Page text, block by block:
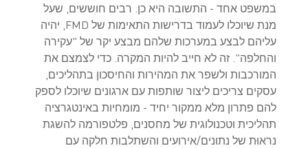
במשפט אחד - התשובה היא כן. רבים חוששים, שעל
מנת שיוכלו לעמוד בדרישות התאימות של FMD, יהיה
עליהם לבצע במערכות שלהם מבצע יקר של "עקירה
והחלפה". זה לא חייב להיות המקרה. כדי לצמצם את
המורכבות ולשפר את המהירות והחיסכון בתהליכים,
עסקים צריכים ליצור שותפות עם ארגונים שיוכלו לספק
להם פתרון מלא ממקור יחיד - מומחיות באינטגרציה
תהליכית וטכנולוגית של מחסנים, פלטפורמה להשגת
נראוּת של נתונים/אירועים והשתלבות חלקה עם